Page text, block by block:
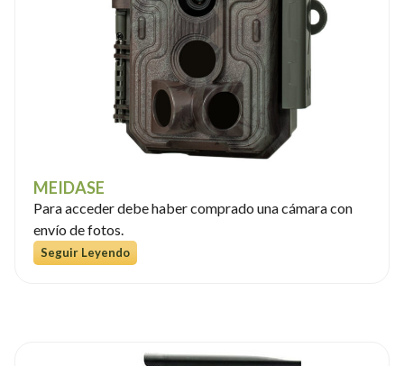
MEIDASE
Para acceder debe haber comprado una cámara con
envío de fotos.
Seguir Leyendo